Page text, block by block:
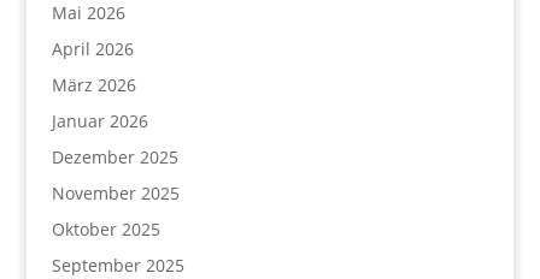
Mai 2026
April 2026
März 2026
Januar 2026
Dezember 2025
November 2025
Oktober 2025
September 2025